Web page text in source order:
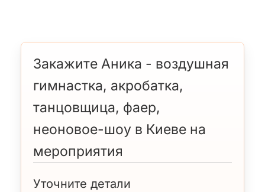
Закажите Аника - воздушная
гимнастка, акробатка,
танцовщица, фаер,
неоновое-шоу в Киеве на
мероприятия
Уточните детали